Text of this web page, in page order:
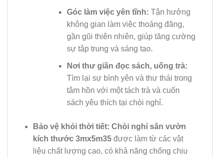
Góc làm việc yên tĩnh: Tận hưởng
không gian làm việc thoáng đãng,
gần gũi thiên nhiên, giúp tăng cường
sự tập trung và sáng tạo.
Nơi thư giãn đọc sách, uống trà:
Tìm lại sự bình yên và thư thái trong
tâm hồn với một tách trà và cuốn
sách yêu thích tại chòi nghỉ.
Bảo vệ khỏi thời tiết: Chòi nghỉ sân vườn
kích thước 3mx5m35được làm từ các vật
liệu chất lượng cao, có khả năng chống chịu